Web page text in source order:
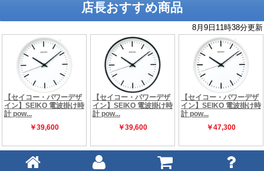
店長おすすめ商品